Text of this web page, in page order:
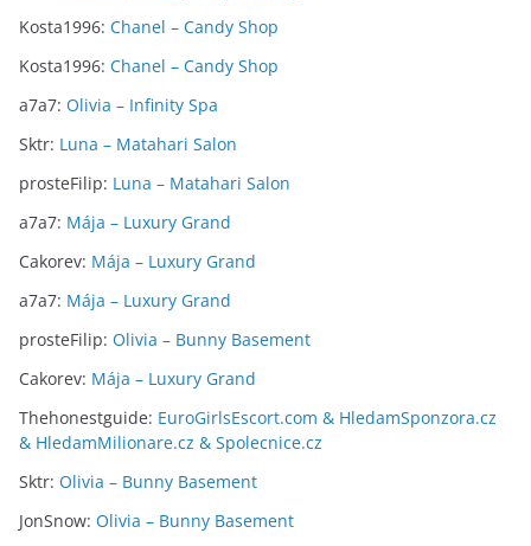
Kosta1996: Chanel – Candy Shop
Kosta1996: Chanel – Candy Shop
a7a7: Olivia – Infinity Spa
Sktr: Luna – Matahari Salon
prosteFilip: Luna – Matahari Salon
a7a7: Mája – Luxury Grand
Cakorev: Mája – Luxury Grand
a7a7: Mája – Luxury Grand
prosteFilip: Olivia – Bunny Basement
Cakorev: Mája – Luxury Grand
Thehonestguide: EuroGirlsEscort.com & HledamSponzora.cz
& HledamMilionare.cz & Spolecnice.cz
Sktr: Olivia – Bunny Basement
JonSnow: Olivia – Bunny Basement